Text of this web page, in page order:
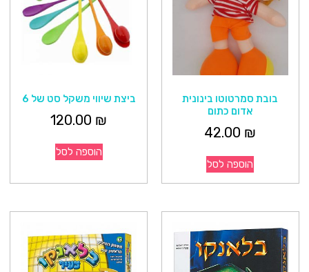
בובת סמרטוטו בינונית
אדום כתום
42.00 ₪
הוספה לסל
ביצת שיווי משקל סט של 6
120.00 ₪
הוספה לסל